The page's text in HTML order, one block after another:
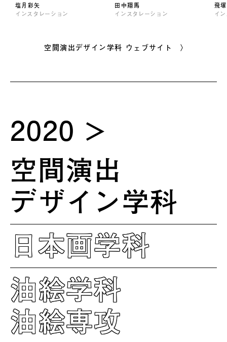
塩月彩矢
インスタレーション
田中翔馬
インスタレーション
飛
イ
空間演出デザイン学科 ウェブサイト 〉
2020
空間演出
デザイン学科
日本画学科
油絵学科
油絵専攻